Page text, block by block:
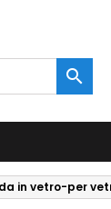

in vetro-per